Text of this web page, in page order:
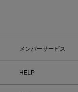
メンバーサービス
HELP